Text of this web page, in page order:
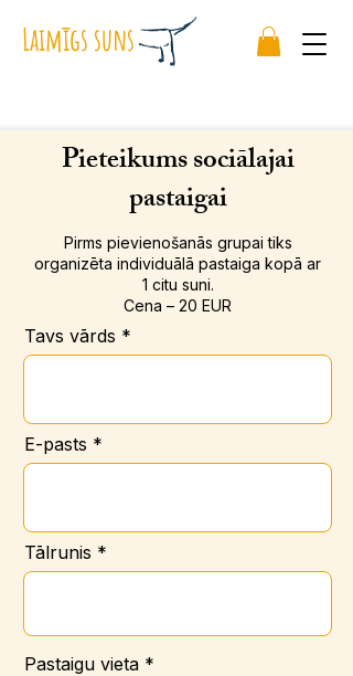
Laimīgs suns
Pieteikums sociālajai
pastaigai
Pirms pievienošanās grupai tiks
organizēta individuālā pastaiga kopā ar
1 citu suni.
Cena – 20 EUR
Tavs vārds
E-pasts
Tālrunis
Pastaigu vieta